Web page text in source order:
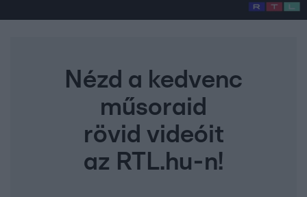
Nézd a kedvenc
műsoraid
rövid videóit
az RTL.hu-n!